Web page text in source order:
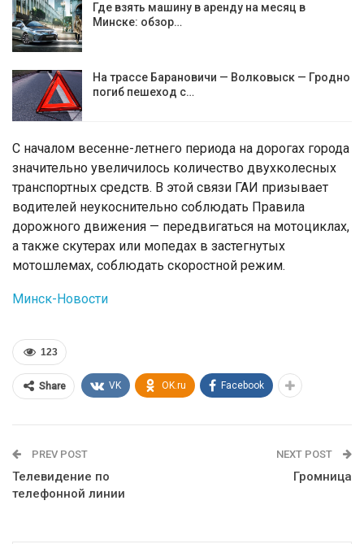
Где взять машину в аренду на месяц в
Минске: обзор…
На трассе Барановичи — Волковыск — Гродно
погиб пешеход с…
С началом весенне-летнего периода на дорогах города
значительно увеличилось количество двухколесных
транспортных средств. В этой связи ГАИ призывает
водителей неукоснительно соблюдать Правила
дорожного движения — передвигаться на мотоциклах,
а также скутерах или мопедах в застегнутых
мотошлемах, соблюдать скоростной режим.
Минск-Новости
123
Share VK OK.ru Facebook
PREV POST
Телевидение по
телефонной линии
NEXT POST
Громница